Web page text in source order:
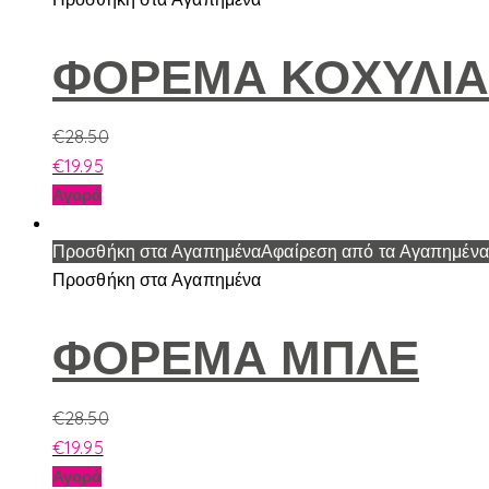
Οι
μπορούν
να
επιλεγούν
σελίδα
του
ΦΟΡΕΜΑ ΚΟΧΥΛΙΑ
€28.50
€19.95
ΑγοράΑυτό
προϊόν
έχει
Οι
μπορούν
να
επιλεγούν
Προσθήκη στα ΑγαπημέναΑφαίρεση από τα Αγαπημένα
Προσθήκη στα Αγαπημένα
ΦΟΡΕΜΑ ΜΠΛΕ
€28.50
€19.95
ΑγοράΑυτό